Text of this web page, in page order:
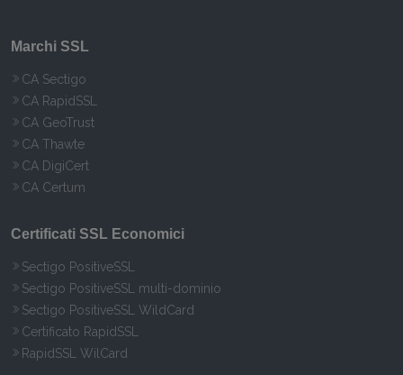
Marchi SSL
CA Sectigo
CA RapidSSL
CA GeoTrust
CA Thawte
CA DigiCert
CA Certum
Certificati SSL Economici
Sectigo PositiveSSL
Sectigo PositiveSSL multi-dominio
Sectigo PositiveSSL WildCard
Certificato RapidSSL
RapidSSL WilCard